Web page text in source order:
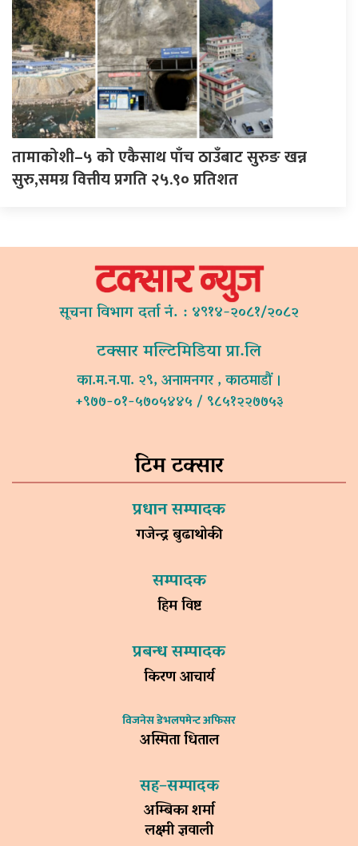
तामाकोशी–५ को एकैसाथ पाँच ठाउँबाट सुरुङ खन्न
सुरु,समग्र वित्तीय प्रगति २५.९० प्रतिशत
सूचना विभाग दर्ता नं. : ४९१४-२०८१/२०८२
टक्सार मल्टिमिडिया प्रा.लि
का.म.न.पा. २९, अनामनगर , काठमाडौं ।
+९७७-०१-५७०५४४५ / ९८५१२२७७५३
टिम टक्सार
प्रधान सम्पादक
गजेन्द्र बुढाथोकी
सम्पादक
हिम विष्ट
प्रबन्ध सम्पादक
किरण आचार्य
विजनेस डेभलपमेन्ट अफिसर
अस्मिता धिताल
सह–सम्पादक
अम्बिका शर्मा
लक्ष्मी ज्ञवाली